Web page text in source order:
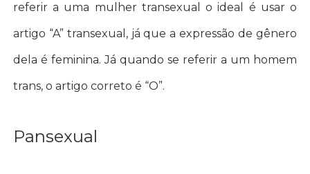
referir a uma mulher transexual o ideal é usar o
artigo “A” transexual, já que a expressão de gênero
dela é feminina. Já quando se referir a um homem
trans, o artigo correto é “O”.
Pansexual